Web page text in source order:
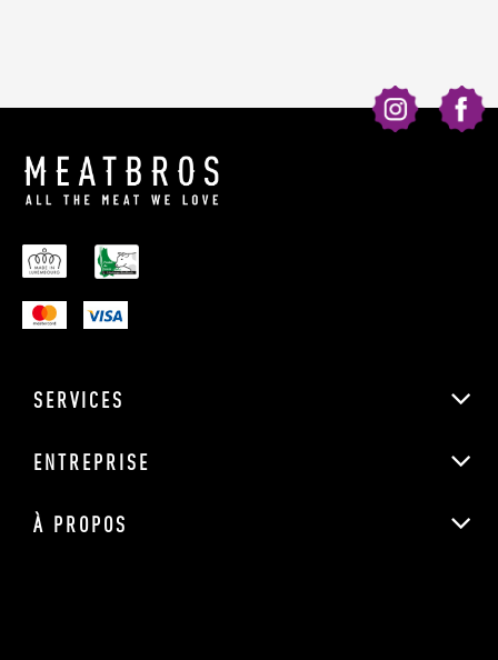
SERVICES
ENTREPRISE
À PROPOS